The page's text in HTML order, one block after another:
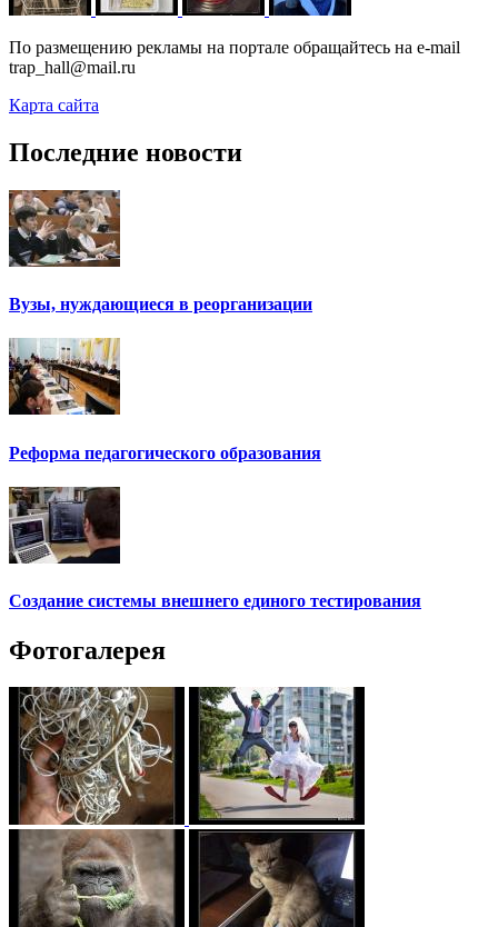
По размещению рекламы на портале обращайтесь на e-mail
trap_hall@mail.ru
Карта сайта
Последние новости
Вузы, нуждающиеся в реорганизации
Реформа педагогического образования
Создание системы внешнего единого тестирования
Фотогалерея